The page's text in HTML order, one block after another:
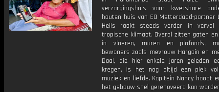
verzorgingshuis voor kwetsbare
houten huis van EO Metterdaad-partner
Heils raakt steeds verder in verval
tropische klimaat. Overal zitten gaten
in vloeren, muren en plafonds,
bewoners zoals mevrouw Hargain en
Daal, die hier enkele jaren geleden
kregen, is het nog altijd een plek
muziek en liefde. Kapitein Nancy hoopt
het gebouw snel gerenoveerd kan